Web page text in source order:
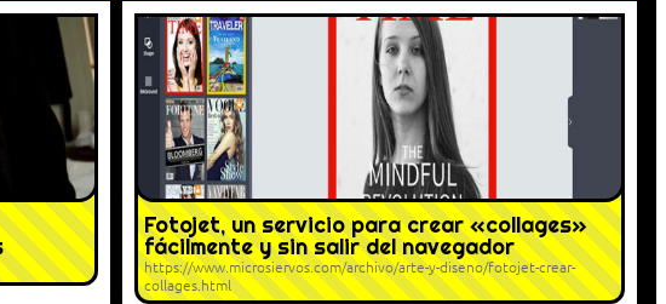
Fotojet, un servicio para crear «collages»
fácilmente y sin salir del navegador
https://www.microsiervos.com/archivo/arte-y-diseno/fotojet-crear-
collages.html